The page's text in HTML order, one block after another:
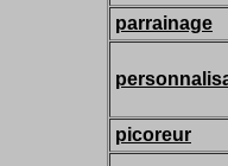
parrainage
picoreur